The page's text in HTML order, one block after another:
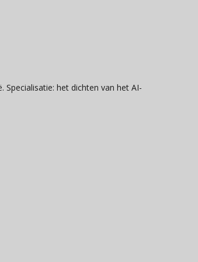
Specialisatie: het dichten van het AI-